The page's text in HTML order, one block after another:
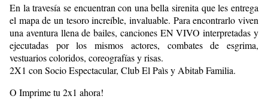
En la travesía se encuentran con una bella sirenita que les entrega
el mapa de un tesoro increíble, invaluable. Para encontrarlo viven
una aventura llena de bailes, canciones EN VIVO interpretadas y
ejecutadas por los mismos actores, combates de esgrima,
vestuarios coloridos, coreografías y risas.
2X1 con Socio Espectacular, Club El Paìs y Abitab Familia.
O Imprime tu 2x1 ahora!